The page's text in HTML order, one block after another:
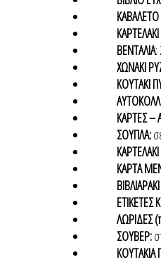
ΒΕΝΤΑΛΙΑ:
ΧΩΝΑΚΙ
ΚΟΥΤΑΚΙ
ΚΑΡΤΕΣ –
ΣΟΥΠΛΑ:
ΚΑΡΤΑ
ΕΤΙΚΕΤΕΣ
ΛΩΡΙΔΕΣ
ΣΟΥΒΕΡ: